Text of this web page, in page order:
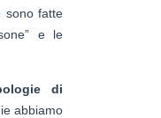
sono fatte
e le
di
abbiamo